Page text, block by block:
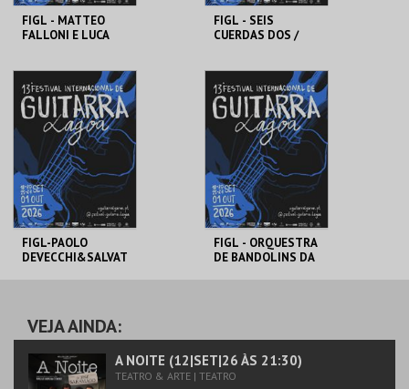
FIGL - MATTEO
FALLONI E LUCA
AUDITÓRIO CARLOS
DO CARMO
MAIS INFO
COMPRAR
FIGL - SEIS
CUERDAS DOS /
QUARTET
AUDITÓRIO CARLOS
DO CARMO
MAIS INFO
COMPRAR
FIGL-PAOLO
DEVECCHI&SALVAT
ANDALUZIA
JOSÉ
MAIS INFO
FIGL - ORQUESTRA
DE BANDOLINS DA
MAIS INFO
VEJA AINDA:
A NOITE (12|SET|26 ÀS 21:30)
TEATRO & ARTE | TEATRO